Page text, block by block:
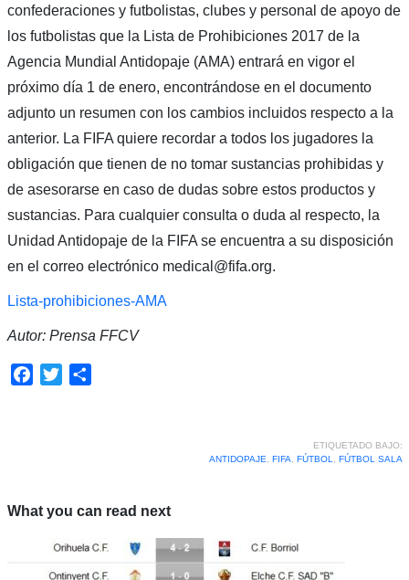
confederaciones y futbolistas, clubes y personal de apoyo de
los futbolistas que la Lista de Prohibiciones 2017 de la
Agencia Mundial Antidopaje (AMA) entrará en vigor el
próximo día 1 de enero, encontrándose en el documento
adjunto un resumen con los cambios incluidos respecto a la
anterior. La FIFA quiere recordar a todos los jugadores la
obligación que tienen de no tomar sustancias prohibidas y
de asesorarse en caso de dudas sobre estos productos y
sustancias. Para cualquier consulta o duda al respecto, la
Unidad Antidopaje de la FIFA se encuentra a su disposición
en el correo electrónico medical@fifa.org.
Lista-prohibiciones-AMA
Autor: Prensa FFCV
Facebook
Twitter
ETIQUETADO BAJO:
ANTIDOPAJE
FIFA FÚTBOL FÚTBOL SALA
What you can read next